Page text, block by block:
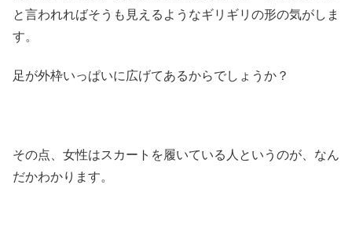
と言われればそうも見えるようなギリギリの形の気がしま
す。
足が外枠いっぱいに広げてあるからでしょうか？
その点、女性はスカートを履いている人というのが、なん
だかわかります。